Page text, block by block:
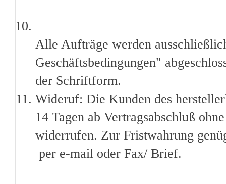
Alle Aufträge werden
Geschäftsbedingungen"
der Schriftform.
Wideruf: Die Kunden des
14 Tagen ab Vertragsabschluß
widerrufen. Zur Fristwahrung
per e-mail oder Fax/ Brief.